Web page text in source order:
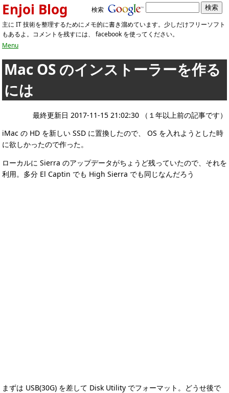
Enjoi Blog
検索
主に IT 技術を整理するためにメモ的に書き溜めています。少しだけフリーソフト
もあるよ。コメントを残すには、 facebook を使ってください。
Menu
Mac OS のインストーラーを作る
には
最終更新日 2017-11-15 21:02:30 （１年以上前の記事です）
iMac の HD を新しい SSD に置換したので、 OS を入れようとした時
に欲しかったので作った。
ローカルに Sierra のアップデータがちょうど残っていたので、それを
利用。多分 El Captin でも High Sierra でも同じなんだろう
まずは USB(30G) を差して Disk Utility でフォーマット。どうせ後で